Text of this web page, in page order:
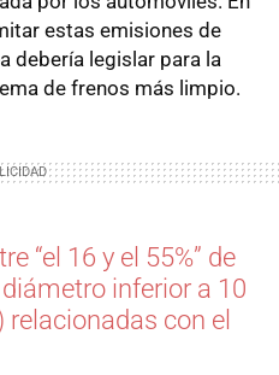
estas emisiones de
debería legislar para la
de frenos más limpio.
“el 16 y el 55%” de
inferior a 10
con el